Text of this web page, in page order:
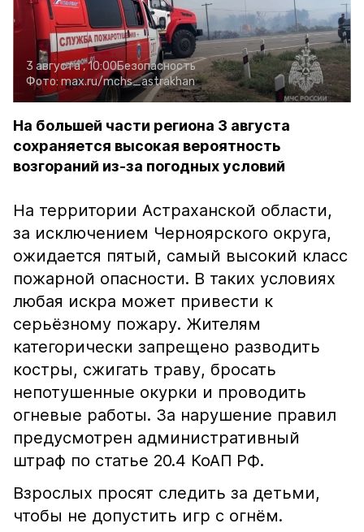
3 августа , 10:00Безопасность
Фото: max.ru/mchs_astrakhan
На большей части региона 3 августа
сохраняется высокая вероятность
возгораний из-за погодных условий
На территории Астраханской области,
за исключением Черноярского округа,
ожидается пятый, самый высокий класс
пожарной опасности. В таких условиях
любая искра может привести к
серьёзному пожару. Жителям
категорически запрещено разводить
костры, сжигать траву, бросать
непотушенные окурки и проводить
огневые работы. За нарушение правил
предусмотрен административный
штраф по статье 20.4 КоАП РФ.
Взрослых просят следить за детьми,
чтобы не допустить игр с огнём.